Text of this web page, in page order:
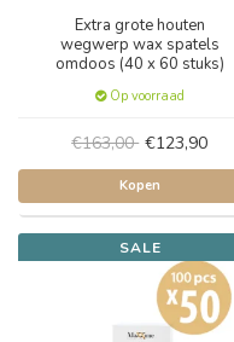
Extra grote houten
wegwerp wax spatels
omdoos (40 x 60 stuks)
Op voorraad
€163,00 €123,90
Kopen
SALE